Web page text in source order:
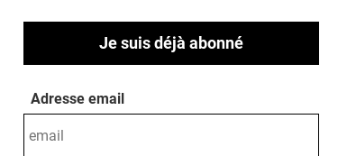
Je suis déjà abonné
Adresse email